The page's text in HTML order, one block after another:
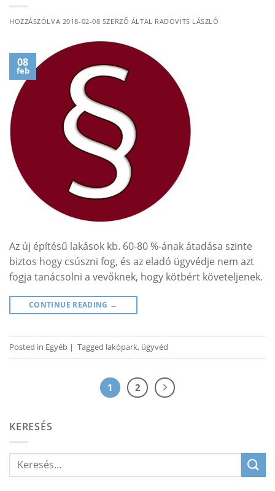
HOZZÁSZÓLVA 2018-02-08 SZERZŐ ÁLTAL RADOVITS LÁSZLÓ
08
feb
Az új építésű lakások kb. 60-80 %-ának átadása szinte
biztos hogy csúszni fog, és az eladó ügyvédje nem azt
fogja tanácsolni a vevőknek, hogy kötbért követeljenek.
CONTINUE READING →
Posted in Egyéb | Tagged lakópark, ügyvéd
1 2
KERESÉS